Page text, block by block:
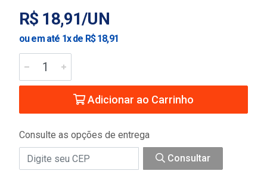
R$ 18,91/UN
ou em até 1x de R$ 18,91
Adicionar ao Carrinho
Consulte as opções de entrega
Consultar